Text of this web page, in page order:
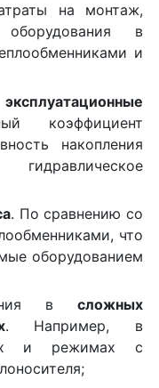
на монтаж,
в
и
коэффициент
накопления
. По сравнению со
что
оборудованием
в сложных
. Например, в
и режимах с